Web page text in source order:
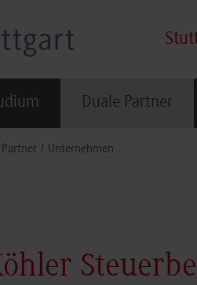
Duale Partner
Partner Unternehmen